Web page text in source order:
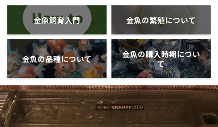
金魚飼育入門 金魚の繁殖について
金魚の品種について
金魚の購入時期につい
て